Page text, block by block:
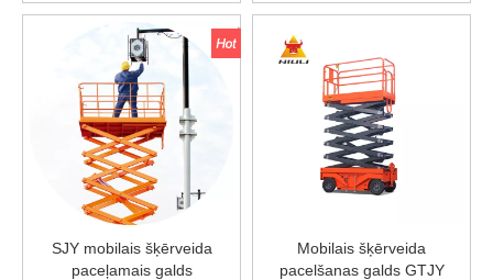
SJY mobilais šķērveida
paceļamais galds
Mobilais šķērveida
pacelšanas galds GTJY